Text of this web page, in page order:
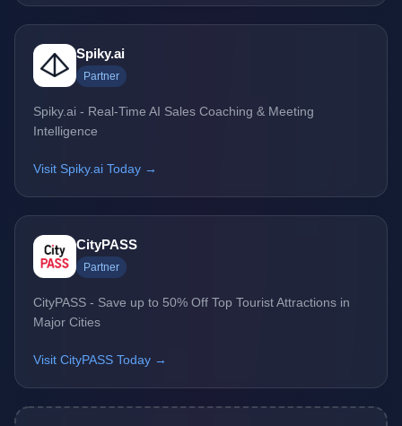
Spiky.ai
Partner
Spiky.ai - Real-Time AI Sales Coaching & Meeting
Intelligence
Visit Spiky.ai Today →
CityPASS
Partner
CityPASS - Save up to 50% Off Top Tourist Attractions in
Major Cities
Visit CityPASS Today →